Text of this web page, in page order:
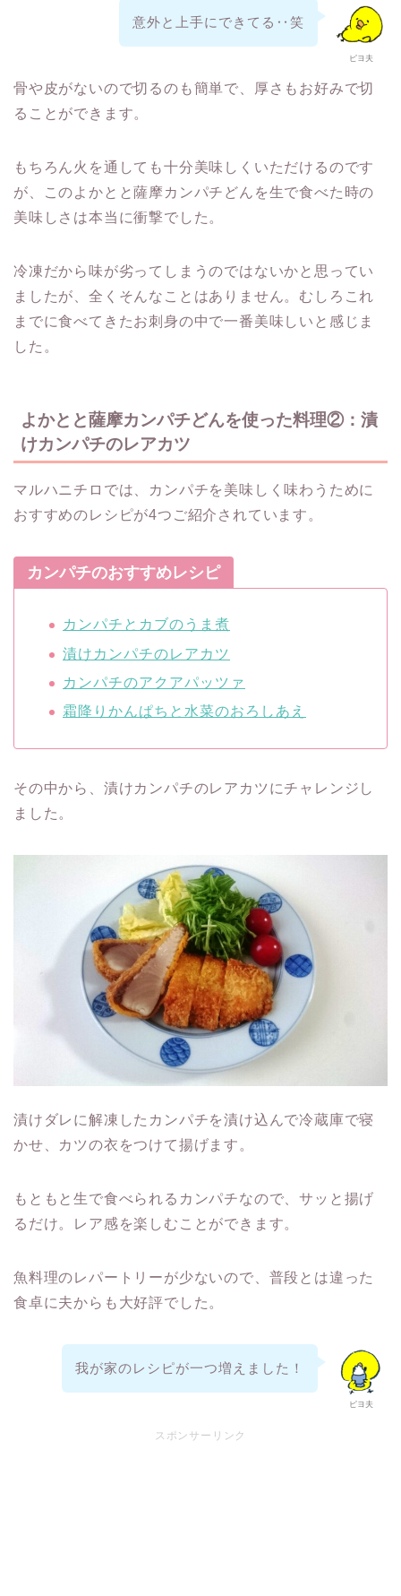
ピヨ夫
意外と上手にできてる‥笑
骨や皮がないので切るのも簡単で、厚さもお好みで切
ることができます。
もちろん火を通しても十分美味しくいただけるのです
が、このよかとと薩摩カンパチどんを生で食べた時の
美味しさは本当に衝撃でした。
冷凍だから味が劣ってしまうのではないかと思ってい
ましたが、全くそんなことはありません。むしろこれ
までに食べてきたお刺身の中で一番美味しいと感じま
した。
よかとと薩摩カンパチどんを使った料理②：漬
けカンパチのレアカツ
マルハニチロでは、カンパチを美味しく味わうために
おすすめのレシピが4つご紹介されています。
カンパチのおすすめレシピ
カンパチとカブのうま煮
漬けカンパチのレアカツ
カンパチのアクアパッツァ
霜降りかんぱちと水菜のおろしあえ
その中から、漬けカンパチのレアカツにチャレンジし
ました。
漬けダレに解凍したカンパチを漬け込んで冷蔵庫で寝
かせ、カツの衣をつけて揚げます。
もともと生で食べられるカンパチなので、サッと揚げ
るだけ。レア感を楽しむことができます。
魚料理のレパートリーが少ないので、普段とは違った
食卓に夫からも大好評でした。
ピヨ夫
我が家のレシピが一つ増えました！
スポンサーリンク